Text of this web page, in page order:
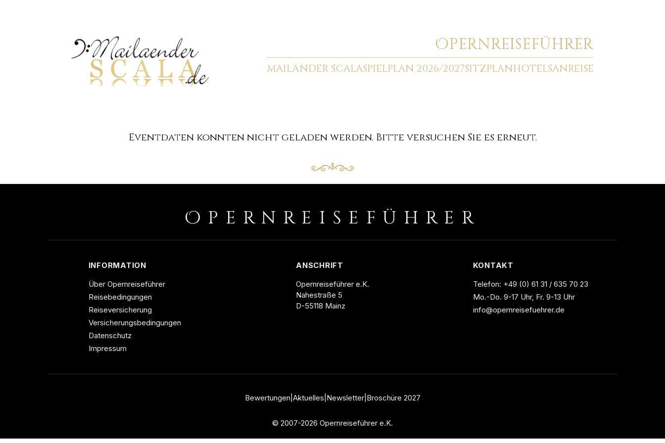
OPERNREISEFÜHRER
MAILÄNDER SCALASPIELPLAN 2026/2027SITZPLANHOTELSANREISE
Eventdaten konnten nicht geladen werden. Bitte versuchen Sie es erneut.
O PERNREISEFÜHRER
INFORMATION
Über Opernreiseführer
Reisebedingungen
Reiseversicherung
Versicherungsbedingungen
Datenschutz
Impressum
ANSCHRIFT
Opernreiseführer e.K.
Nahestraße 5
D-55118 Mainz
KONTAKT
Telefon: +49 (0) 61 31 / 635 70 23
Mo.-Do. 9-17 Uhr, Fr. 9-13 Uhr
info@opernreisefuehrer.de
Bewertungen Aktuelles Newsletter| Broschüre 2027
© 2007-2026 Opernreiseführer e.K.